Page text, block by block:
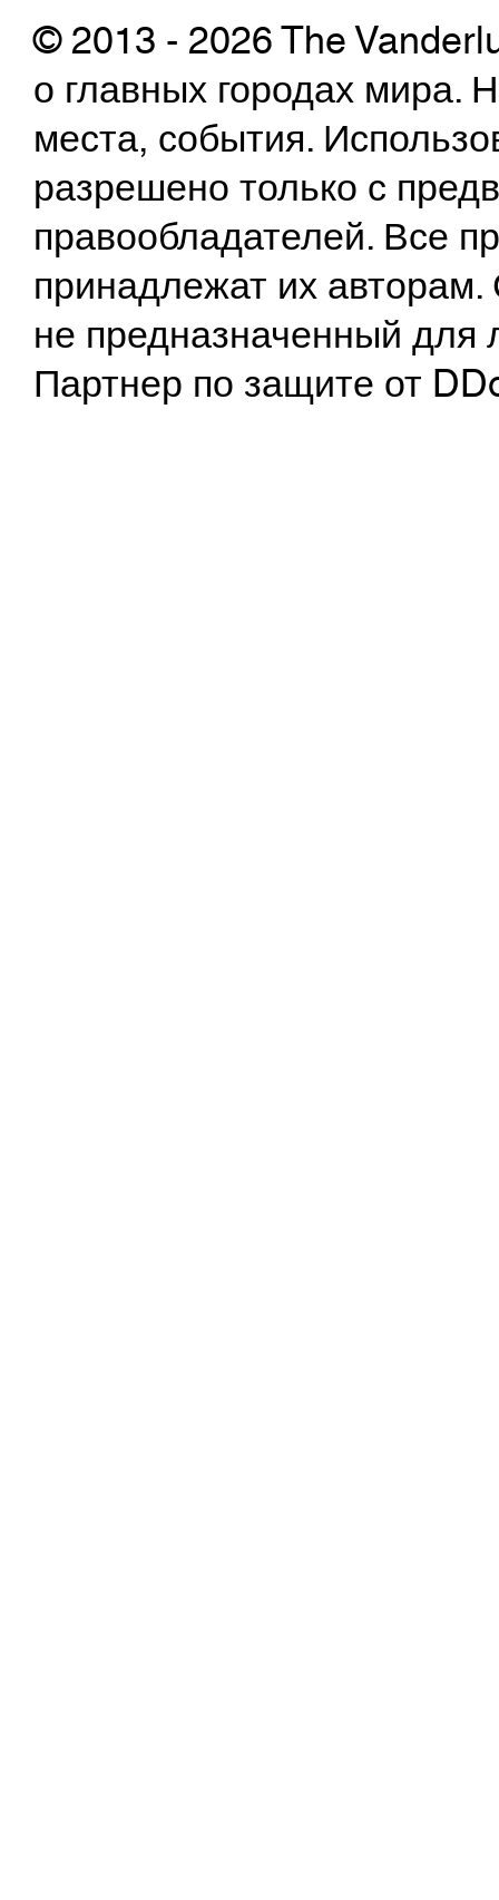
© 2013 - 2026 The
о главных городах
места, события.
разрешено только с
правообладателей. Все
принадлежат их
не предназначенный
Партнер по защите от